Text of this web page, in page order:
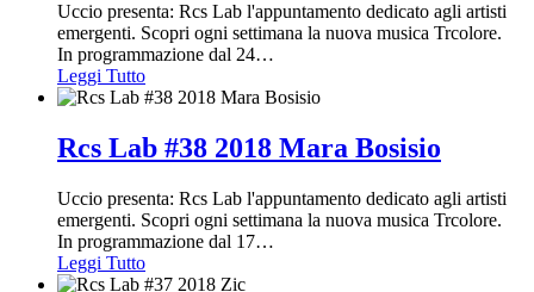
Uccio presenta: Rcs Lab l'appuntamento dedicato agli artisti
emergenti. Scopri ogni settimana la nuova musica Trcolore.
In programmazione dal 24…
Leggi Tutto
Rcs Lab #38 2018 Mara Bosisio
Uccio presenta: Rcs Lab l'appuntamento dedicato agli artisti
emergenti. Scopri ogni settimana la nuova musica Trcolore.
In programmazione dal 17…
Leggi Tutto